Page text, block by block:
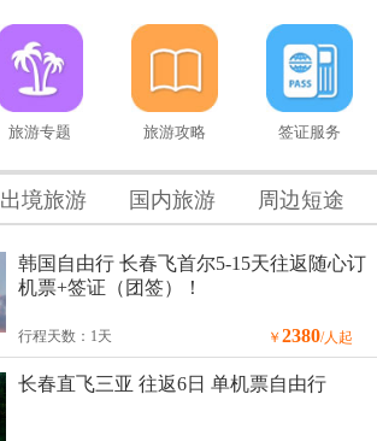
旅游专题 旅游攻略 签证服务
出境旅游 国内旅游 周边短途
韩国自由行 长春飞首尔5-15天往返随心订
机票+签证（团签）！
行程天数：1天 ￥ 2380/人起
长春直飞三亚 往返6日 单机票自由行